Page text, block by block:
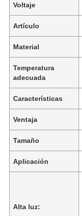
Voltaje
Artículo
Material
Temperatura
adecuada
Características
Ventaja
Tamaño
Aplicación
Alta luz: